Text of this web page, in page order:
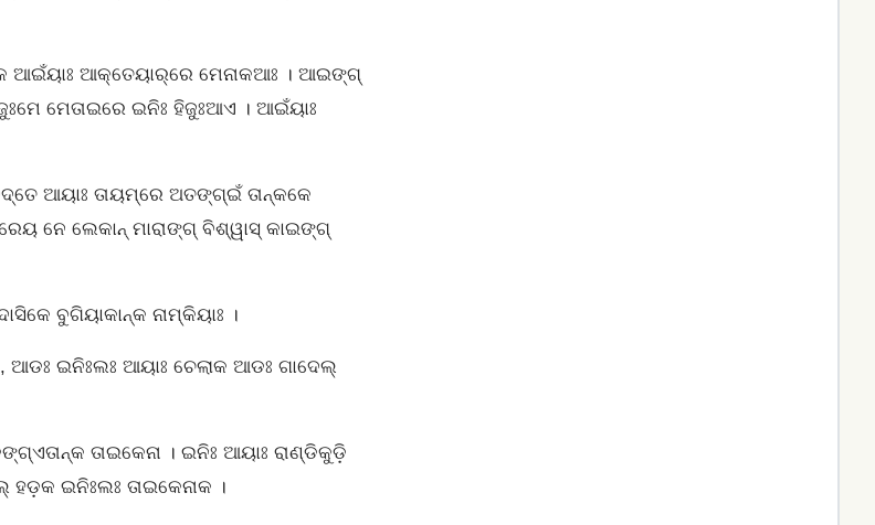
ଆଇଁୟାଃ ଆକ୍‌ତେୟାର୍‌ରେ ମେନାକଆଃ । ଆଇଙ୍ଗ୍‌
ମେତାଇରେ ଇନିଃ ହିଜୁଃଆଏ । ଆଇଁୟାଃ
ଆୟାଃ ତାୟମ୍‌ରେ ଅତଙ୍ଗ୍‌ଇଁ ତାନ୍‌କକେ
ନେ ଲେକାନ୍ ମାରାଙ୍ଗ୍‌ ବିଶ୍ୱାସ୍‌ କାଇଙ୍ଗ୍‌
ବୁଗିୟାକାନ୍‌କ ନାମ୍‌କିୟାଃ ।
ଆଡଃ ଇନିଃଲଃ ଆୟାଃ ଚେଲାକ ଆଡଃ ଗାଦେଲ୍‌
ତାଇକେନା । ଇନିଃ ଆୟାଃ ରାଣ୍ଡିକୁଡ଼ି
ହଡ଼କ ଇନିଃଲଃ ତାଇକେନାକ ।